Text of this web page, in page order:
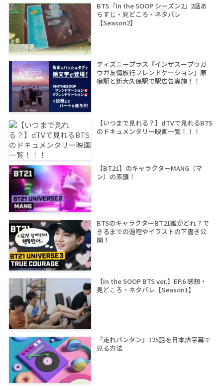
BTS『In the SOOP シーズン2』2話あ
らすじ・見どころ・ネタバレ
【Season2】
ディズニープラス『インザスープウガ
ウガ友情旅行フレンドケーション』原
宿駅と新大久保駅で駅広告実施！！
【いつまで見れる？】dTVで見れるBTS
のドキュメンタリー映画一覧！！！
【BT21】のキャラクターMANG（マ
ン）の素顔！
BTSのキャラクターBT21誰がどれ？で
きるまでの過程やイラストの下書き公
開！
【In the SOOP BTS ver.】EP.6 感想・
見どころ・ネタバレ【Season1】
『走れバンタン』125話を日本語字幕で
見る方法